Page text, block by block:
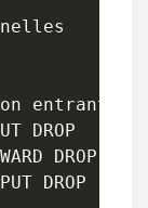
entrante
DROP
DROP
DROP